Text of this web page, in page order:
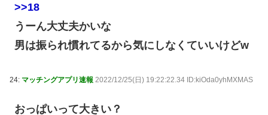
>>18
うーん大丈夫かいな
男は振られ慣れてるから気にしなくていいけどw
24: マッチングアプリ速報 2022/12/25(日) 19:22:22.34 ID:kiOda0yhMXMAS
おっぱいって大きい？